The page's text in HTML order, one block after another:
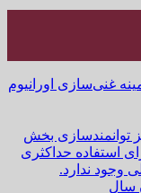
غنی‌سازی اورانیوم
توانمندسازی بخش
استفاده حداکثری
وجود ندارد.